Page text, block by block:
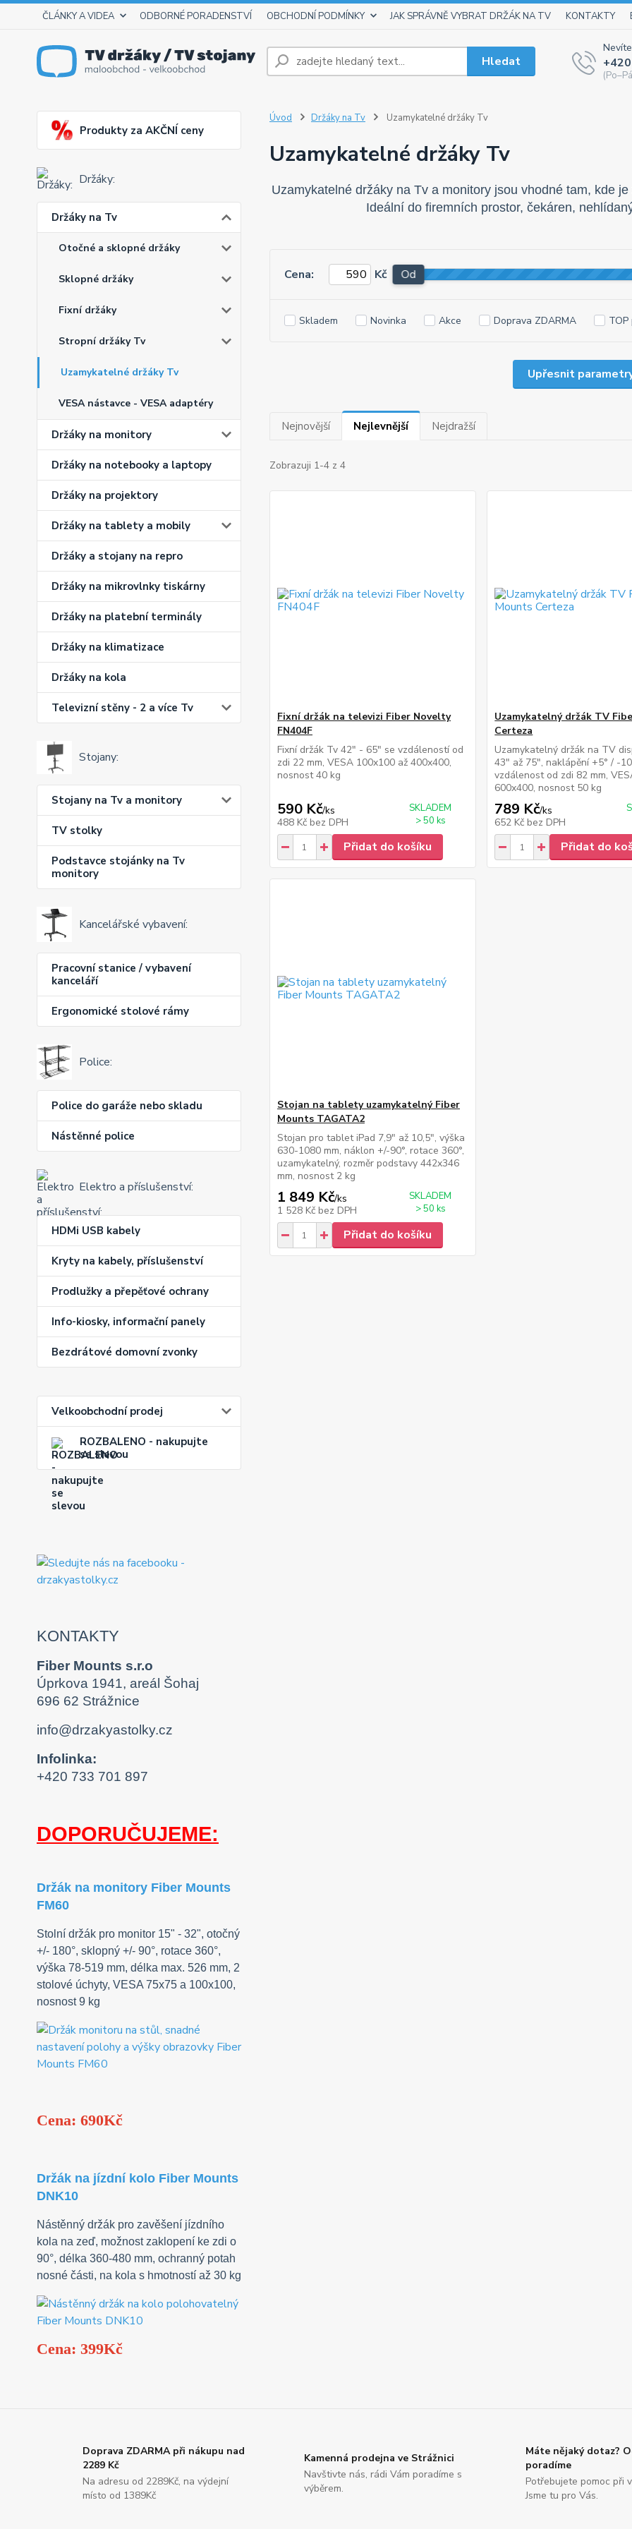
ČLÁNKY A VIDEA ODBORNÉ PORADENSTVÍ OBCHODNÍ PODMÍNKY JAK SPRÁVNĚ VYBRAT DRŽÁK NA TV KONTAKTY
Hledat
Produkty za AKČNÍ ceny
Držáky:
Držáky na Tv
Otočné a sklopné držáky
Sklopné držáky
Fixní držáky
Stropní držáky Tv
Uzamykatelné držáky Tv
VESA nástavce - VESA adaptéry
Držáky na monitory
Držáky na notebooky a laptopy
Držáky na projektory
Držáky na tablety a mobily
Držáky a stojany na repro
Držáky na mikrovlnky tiskárny
Držáky na platební terminály
Držáky na klimatizace
Držáky na kola
Televizní stěny - 2 a více Tv
Stojany:
Stojany na Tv a monitory
TV stolky
Podstavce stojánky na Tv
monitory
Kancelářské vybavení:
Pracovní stanice / vybavení
kanceláří
Ergonomické stolové rámy
Police:
Police do garáže nebo skladu
Nástěnné police
Elektro a příslušenství:
HDMi USB kabely
Kryty na kabely, příslušenství
Prodlužky a přepěťové ochrany
Info-kiosky, informační panely
Bezdrátové domovní zvonky
Velkoobchodní prodej
ROZBALENO - nakupujte
se slevou
KONTAKTY
Fiber Mounts s.r.o
Úprkova 1941, areál Šohaj
696 62 Strážnice
info@drzakyastolky.cz
Infolinka:
+420 733 701 897
DOPORUČUJEME:
Držák na monitory Fiber Mounts
FM60
Stolní držák pro monitor 15" - 32", otočný
+/- 180°, sklopný +/- 90°, rotace 360°,
výška 78-519 mm, délka max. 526 mm, 2
stolové úchyty, VESA 75x75 a 100x100,
nosnost 9 kg
Cena: 690Kč
Držák na jízdní kolo Fiber Mounts
DNK10
Nástěnný držák pro zavěšení jízdního
kola na zeď, možnost zaklopení ke zdi o
90°, délka 360-480 mm, ochranný potah
nosné části, na kola s hmotností až 30 kg
Cena: 399Kč
Úvod Držáky na Tv Uzamykatelné držáky Tv
Uzamykatelné držáky Tv
Uzamykatelné držáky na Tv a monitory jsou vhodné tam, kde
Ideální do firemních prostor, čekáren,
Upřesnit
Cena: Kč Od
Skladem Novinka Akce Doprava ZDARMA
Nejnovější Nejlevnější Nejdražší
Zobrazuji 1-4 z 4
Fixní držák na televizi Fiber Novelty
FN404F
Fixní držák Tv 42" - 65" se vzdáleností od
zdi 22 mm, VESA 100x100 až 400x400,
nosnost 40 kg
590 Kč/ks
488 Kč bez DPH
SKLADEM
> 50 ks
Přidat do košíku
Uzamykatelný držák TV
Certeza
Uzamykatelný držák na TV
43" až 75", naklápění +5° / -
vzdálenost od zdi 82 mm,
600x400, nosnost 50 kg
789 Kč/ks
652 Kč bez DPH
Přidat do
Stojan na tablety uzamykatelný Fiber
Mounts TAGATA2
Stojan pro tablet iPad 7,9" až 10,5", výška
630-1080 mm, náklon +/-90°, rotace 360°,
uzamykatelný, rozměr podstavy 442x346
mm, nosnost 2 kg
1 849 Kč/ks
1 528 Kč bez DPH
SKLADEM
> 50 ks
Přidat do košíku
Doprava ZDARMA při nákupu nad
2289 Kč
Na adresu od 2289Kč, na výdejní
místo od 1389Kč
Kamenná prodejna ve Strážnici
Navštivte nás, rádi Vám poradíme s
výběrem.
Máte nějaký dotaz?
poradíme
Potřebujete pomoc při
Jsme tu pro Vás.